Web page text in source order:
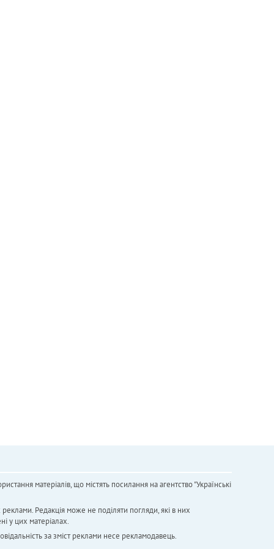
матеріалів, що містять посилання на агентство "Українськi
Редакція може не поділяти погляди, які в них
у цих матеріалах.
за зміст реклами несе рекламодавець.